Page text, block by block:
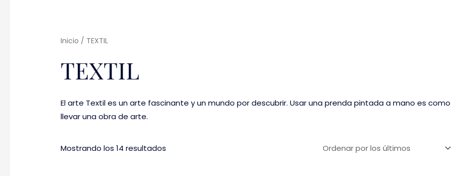
Inicio / TEXTIL
TEXTIL
El arte Textil es un arte fascinante y un mundo por descubrir. Usar una prenda pintada a mano es como
llevar una obra de arte.
Mostrando los 14 resultados